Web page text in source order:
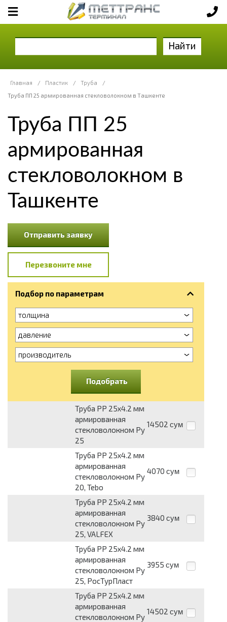
Найти
Главная / Пластик / Труба
/
Труба ПП 25 армированная стекловолокном в Ташкенте
Труба ПП 25
армированная
стекловолокном в
Ташкенте
Отправить заявку
Перезвоните мне
Подбор по параметрам
толщина
давление
производитель
Подобрать
Труба PP 25х4.2 мм
армированная
стекловолокном Ру
25
14502 сум
Труба PP 25х4.2 мм
армированная
стекловолокном Ру
20, Tebo
4070 сум
Труба PP 25х4.2 мм
армированная
стекловолокном Ру
25, VALFEX
3840 сум
Труба PP 25х4.2 мм
армированная
стекловолокном Ру
25, РосТурПласт
3955 сум
Труба PP 25х4.2 мм
армированная
стекловолокном Ру
14502 сум